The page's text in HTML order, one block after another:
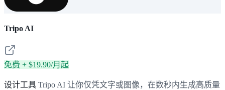
Tripo AI
免费 + $19.90/月起
设计工具 Tripo AI 让你仅凭文字或图像，在数秒内生成高质量